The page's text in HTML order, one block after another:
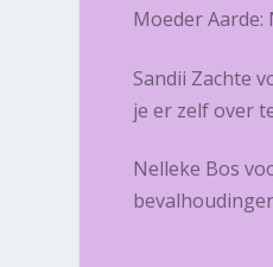
Moeder
Sandii Zachte
je er zelf over
Nelleke Bos